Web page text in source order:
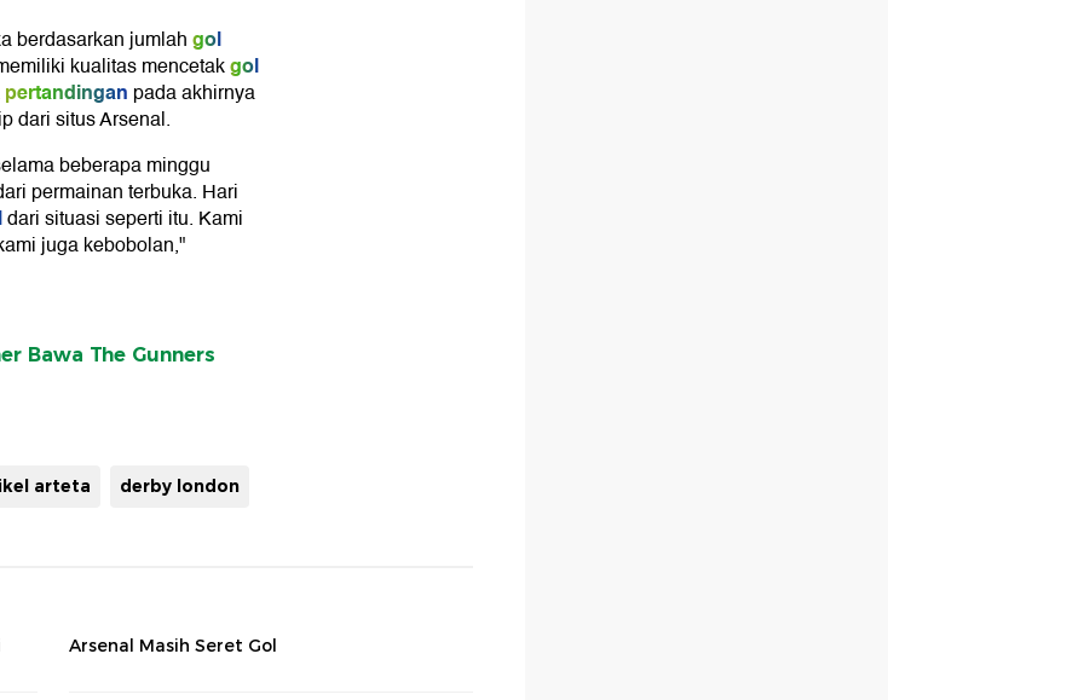
berdasarkan jumlahgol
kualitas mencetakgol
pertandingan pada akhirnya
dari situs Arsenal.
beberapa minggu
permainan terbuka. Hari
dari situasi seperti itu. Kami
juga kebobolan,"
Bawa The Gunners
arteta derby london
Arsenal Masih Seret Gol